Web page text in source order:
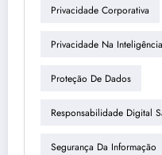
Privacidade Corporativa
Privacidade Na
Proteção De Dados
Responsabilidade Digital
Segurança Da Informação